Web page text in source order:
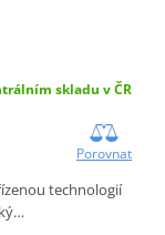
skladu v ČR
Porovnat
technologií